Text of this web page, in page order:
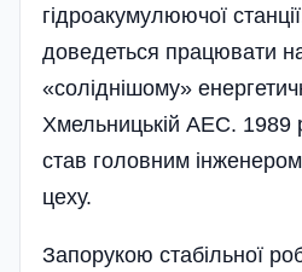
гідроакумулюючої
доведеться працювати
«соліднішому»
Хмельницькій АЕС. 1989
став головним
цеху.
Запорукою стабільної